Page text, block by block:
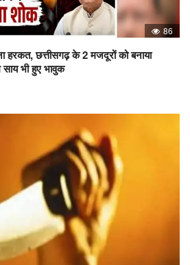
86
हरकत, छत्तीसगढ़ के 2 मजदूरों को बनाया
भी हुए भावुक